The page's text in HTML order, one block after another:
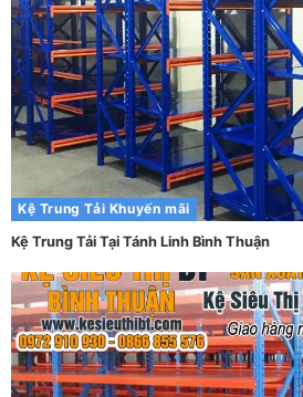
Kệ Trung Tải Khuyến mãi
Kệ Trung Tải Tại Tánh Linh Bình Thuận